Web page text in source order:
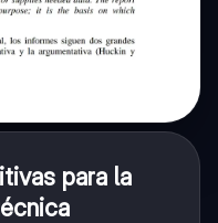
para la